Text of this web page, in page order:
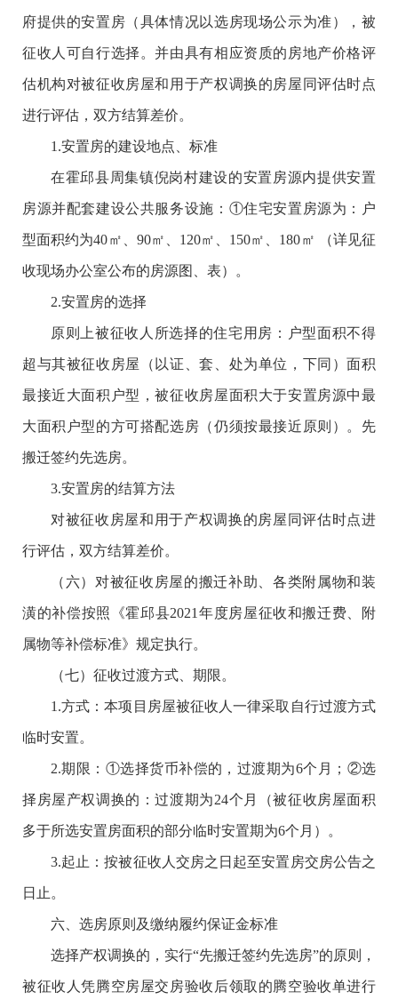
府提供的安置房（具体情况以选房现场公示为准），被
征收人可自行选择。并由具有相应资质的房地产价格评
估机构对被征收房屋和用于产权调换的房屋同评估时点
进行评估，双方结算差价。
1.安置房的建设地点、标准
在霍邱县周集镇倪岗村建设的安置房源内提供安置
房源并配套建设公共服务设施：①住宅安置房源为：户
型面积约为40㎡、90㎡、120㎡、150㎡、180㎡ （详见征
收现场办公室公布的房源图、表）。
2.安置房的选择
原则上被征收人所选择的住宅用房：户型面积不得
超与其被征收房屋（以证、套、处为单位，下同）面积
最接近大面积户型，被征收房屋面积大于安置房源中最
大面积户型的方可搭配选房（仍须按最接近原则）。先
搬迁签约先选房。
3.安置房的结算方法
对被征收房屋和用于产权调换的房屋同评估时点进
行评估，双方结算差价。
（六）对被征收房屋的搬迁补助、各类附属物和装
潢的补偿按照《霍邱县2021年度房屋征收和搬迁费、附
属物等补偿标准》规定执行。
（七）征收过渡方式、期限。
1.方式：本项目房屋被征收人一律采取自行过渡方式
临时安置。
2.期限：①选择货币补偿的，过渡期为6个月；②选
择房屋产权调换的：过渡期为24个月（被征收房屋面积
多于所选安置房面积的部分临时安置期为6个月）。
3.起止：按被征收人交房之日起至安置房交房公告之
日止。
六、选房原则及缴纳履约保证金标准
选择产权调换的，实行“先搬迁签约先选房”的原则，
被征收人凭腾空房屋交房验收后领取的腾空验收单进行